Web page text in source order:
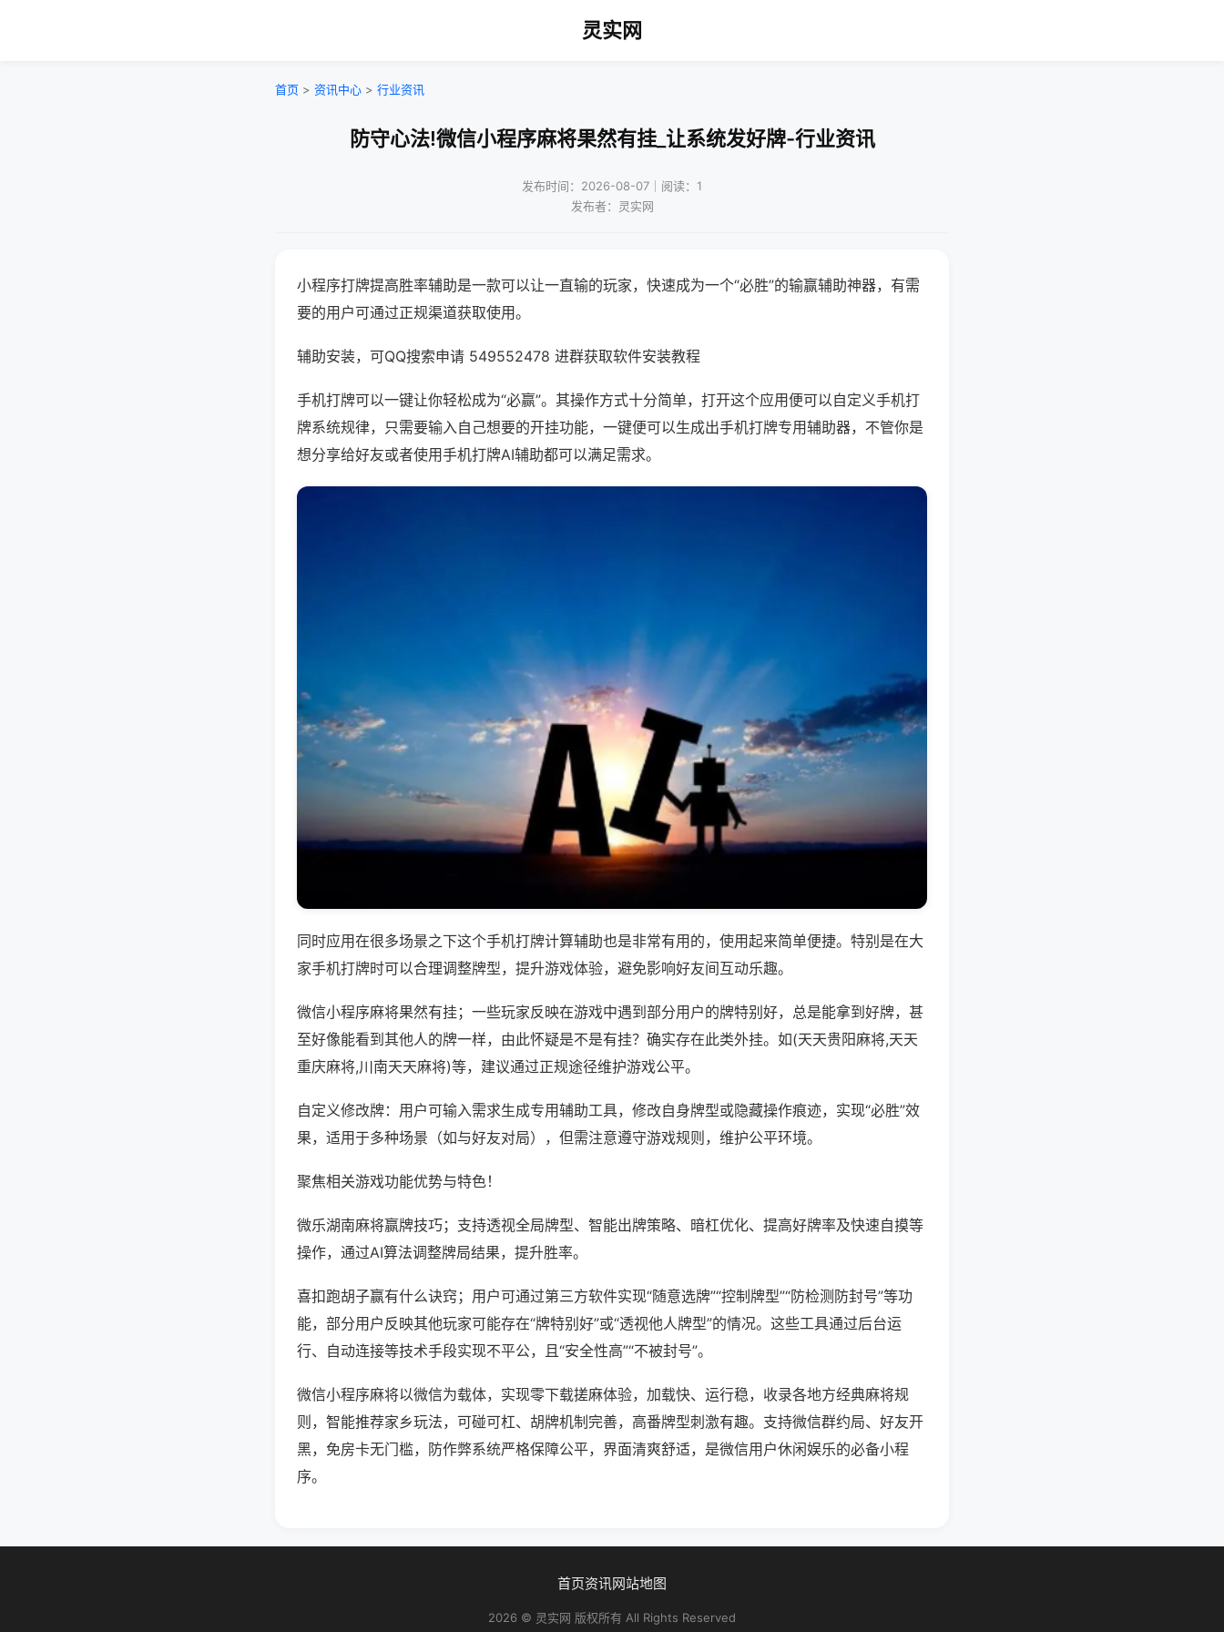
灵实网
首页 > 资讯中心 > 行业资讯
防守心法!微信小程序麻将果然有挂_让系统发好牌-行业资讯
发布时间：2026-08-07｜阅读：1
发布者：灵实网
小程序打牌提高胜率辅助是一款可以让一直输的玩家，快速成为一个“必胜”的输赢辅助神器，有需
要的用户可通过正规渠道获取使用。
辅助安装，可QQ搜索申请 549552478 进群获取软件安装教程
手机打牌可以一键让你轻松成为“必赢”。其操作方式十分简单，打开这个应用便可以自定义手机打
牌系统规律，只需要输入自己想要的开挂功能，一键便可以生成出手机打牌专用辅助器，不管你是
想分享给好友或者使用手机打牌AI辅助都可以满足需求。
同时应用在很多场景之下这个手机打牌计算辅助也是非常有用的，使用起来简单便捷。特别是在大
家手机打牌时可以合理调整牌型，提升游戏体验，避免影响好友间互动乐趣。
微信小程序麻将果然有挂；一些玩家反映在游戏中遇到部分用户的牌特别好，总是能拿到好牌，甚
至好像能看到其他人的牌一样，由此怀疑是不是有挂？确实存在此类外挂。如(天天贵阳麻将,天天
重庆麻将,川南天天麻将)等，建议通过正规途径维护游戏公平。
自定义修改牌：用户可输入需求生成专用辅助工具，修改自身牌型或隐藏操作痕迹，实现“必胜”效
果，适用于多种场景（如与好友对局），但需注意遵守游戏规则，维护公平环境。
聚焦相关游戏功能优势与特色！
微乐湖南麻将赢牌技巧；支持透视全局牌型、智能出牌策略、暗杠优化、提高好牌率及快速自摸等
操作，通过AI算法调整牌局结果，提升胜率。
喜扣跑胡子赢有什么诀窍；用户可通过第三方软件实现“随意选牌”“控制牌型”“防检测防封号”等功
能，部分用户反映其他玩家可能存在“牌特别好”或“透视他人牌型”的情况。这些工具通过后台运
行、自动连接等技术手段实现不平公，且“安全性高”“不被封号”。
微信小程序麻将以微信为载体，实现零下载搓麻体验，加载快、运行稳，收录各地方经典麻将规
则，智能推荐家乡玩法，可碰可杠、胡牌机制完善，高番牌型刺激有趣。支持微信群约局、好友开
黑，免房卡无门槛，防作弊系统严格保障公平，界面清爽舒适，是微信用户休闲娱乐的必备小程
序。
首页资讯网站地图
2026 © 灵实网 版权所有 All Rights Reserved